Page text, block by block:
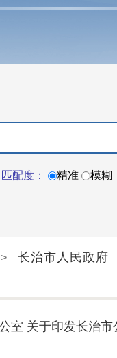
匹配度： 精准 模糊
> 长治市人民政府
室 关于印发长治